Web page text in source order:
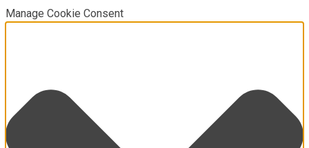
Manage Cookie Consent